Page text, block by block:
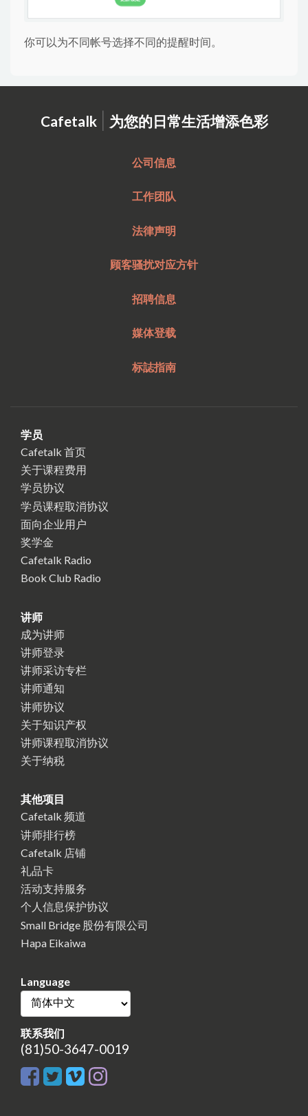
你可以为不同帐号选择不同的提醒时间。
Cafetalk | 为您的日常生活增添色彩
公司信息
工作团队
法律声明
顾客骚扰对应方针
招聘信息
媒体登载
标誌指南
学员
Cafetalk 首页
关于课程费用
学员协议
学员课程取消协议
面向企业用户
奖学金
Cafetalk Radio
Book Club Radio
讲师
成为讲师
讲师登录
讲师采访专栏
讲师通知
讲师协议
关于知识产权
讲师课程取消协议
关于纳税
其他项目
Cafetalk 频道
讲师排行榜
Cafetalk 店铺
礼品卡
活动支持服务
个人信息保护协议
Small Bridge 股份有限公司
Hapa Eikaiwa
Language
联系我们
(81)50-3647-0019